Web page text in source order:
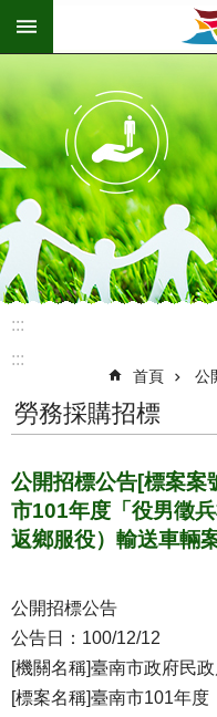
跳到主要內容區塊
:::
:::
首頁 公
勞務採購招標
公開招標公告[標案
市101年度「役男徵
返鄉服役）輸送車輛
公開招標公告
公告日：100/12/12
[機關名稱]臺南市政府民
[標案名稱]臺南市101年